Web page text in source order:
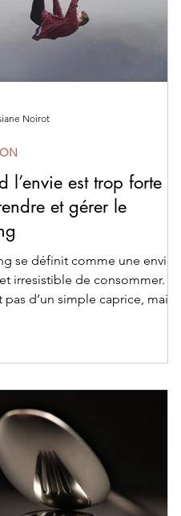
l’envie est trop forte :
et gérer le
se définit comme une envie
irresistible de consommer. Il
pas d’un simple caprice, mais
Noirot